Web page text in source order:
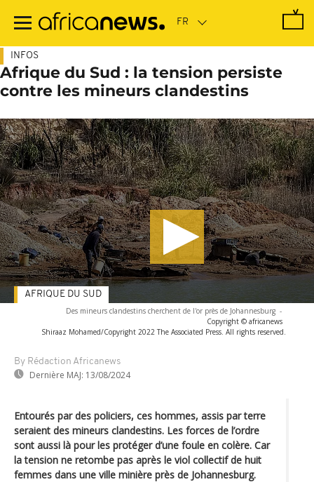
contenu
INFOS
Afrique du Sud : la tension persiste
contre les mineurs clandestins
Des mineurs clandestins cherchent de l'or près de Johannesburg -
Copyright © africanews
Shiraaz Mohamed/Copyright 2022 The Associated Press. All rights reserved.
By Rédaction Africanews
Dernière MAJ: 13/08/2024
AFRIQUE DU SUD
Entourés par des policiers, ces hommes, assis par terre
seraient des mineurs clandestins. Les forces de l’ordre
sont aussi là pour les protéger d’une foule en colère. Car
la tension ne retombe pas après le viol collectif de huit
femmes dans une ville minière près de Johannesburg.